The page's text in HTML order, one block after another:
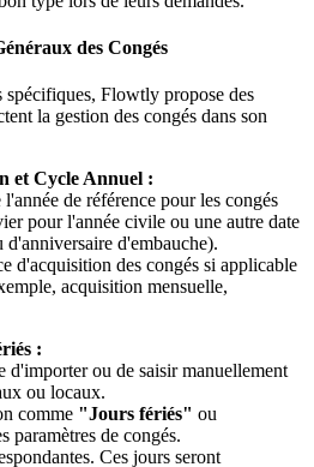
des Congés
spécifiques, Flowtly propose des
la gestion des congés dans son
et Cycle Annuel :
de référence pour les congés
pour l'année civile ou une autre date
d'embauche).
d'acquisition des congés si applicable
acquisition mensuelle,
:
d'importer ou de saisir manuellement
ou locaux.
comme "Jours fériés" ou
paramètres de congés.
Ces jours seront